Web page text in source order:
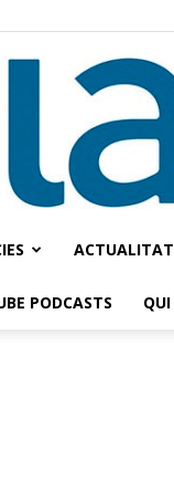
ACTUALITAT
PODCASTS